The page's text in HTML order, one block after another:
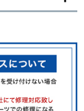
斎橋店
承下さいませ。
ざいますが、在庫品
いいたします。
ております。
異なる場合がござい